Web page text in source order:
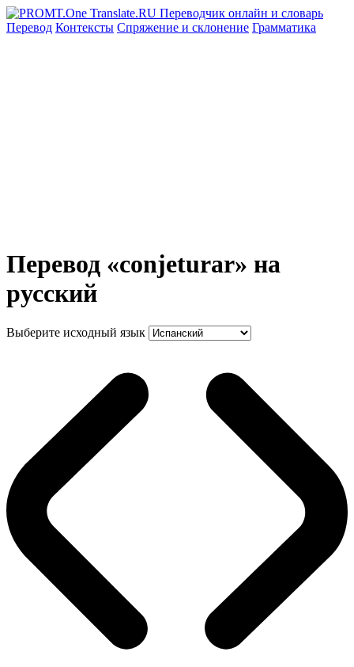
Перевод Контексты Спряжение и склонение Грамматика
Перевод «conjeturar» на
русский
Выберите исходный язык